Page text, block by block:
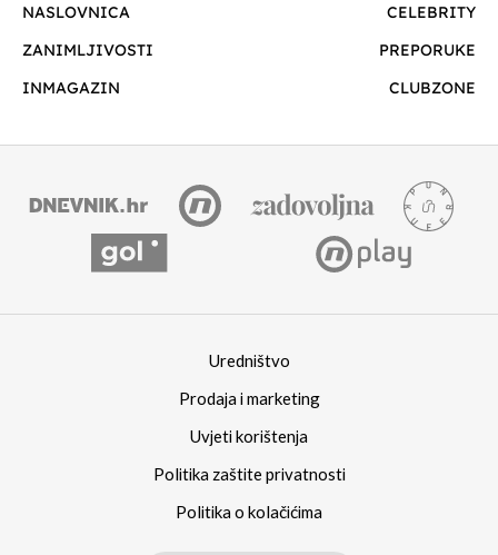
NASLOVNICA
CELEBRITY
ZANIMLJIVOSTI
PREPORUKE
INMAGAZIN
CLUBZONE
Uredništvo
Prodaja i marketing
Uvjeti korištenja
Politika zaštite privatnosti
Politika o kolačićima